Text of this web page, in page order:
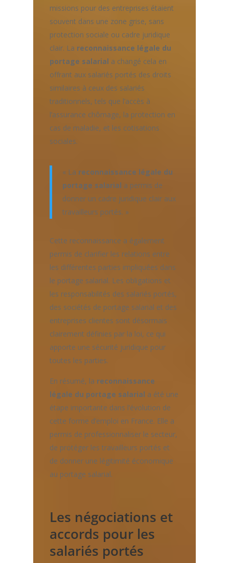
missions pour des entreprises étaient
souvent dans une zone grise, sans
protection sociale ou cadre juridique
clair. La reconnaissance légale du
portage salarial a changé cela en
offrant aux salariés portés des droits
similaires à ceux des salariés
traditionnels, tels que l’accès à
l’assurance chômage, la protection en
cas de maladie, et les cotisations
sociales.
« La reconnaissance légale du
portage salarial a permis de
donner un cadre juridique clair aux
travailleurs portés. »
Cette reconnaissance a également
permis de clarifier les relations entre
les différentes parties impliquées dans
le portage salarial. Les obligations et
les responsabilités des salariés portés,
des sociétés de portage salarial et des
entreprises clientes sont désormais
clairement définies par la loi, ce qui
apporte une sécurité juridique pour
toutes les parties.
En résumé, la reconnaissance
légale du portage salarial a été une
étape importante dans l’évolution de
cette forme d’emploi en France. Elle a
permis de professionnaliser le secteur,
de protéger les travailleurs portés et
de donner une légitimité économique
au portage salarial.
Les négociations et
accords pour les
salariés portés